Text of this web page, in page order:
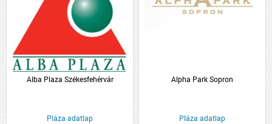
Alba Plaza Székesfehérvár
Pláza adatlap
Alpha Park Sopron
Pláza adatlap